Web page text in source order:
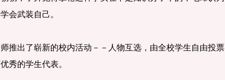
会武装自己。
出了崭新的校内活动－－人物互选，由全校学生自由投票
秀的学生代表。